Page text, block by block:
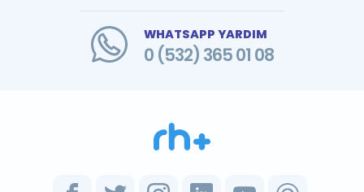
WHATSAPP YARDIM
0 (532) 365 01 08